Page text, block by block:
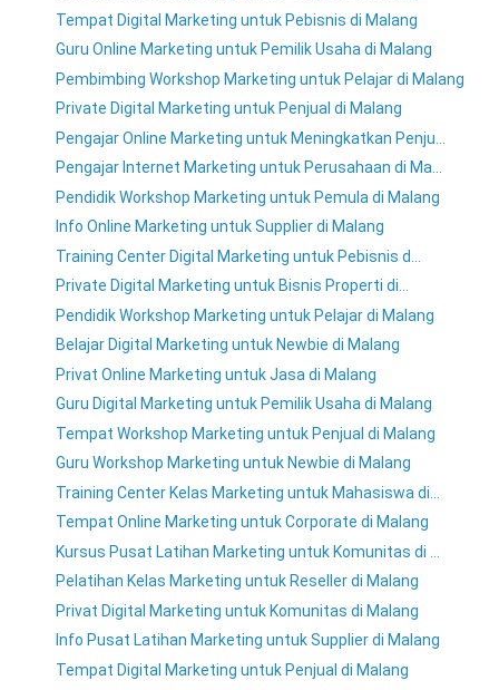
Tempat Digital Marketing untuk Pebisnis di Malang
Guru Online Marketing untuk Pemilik Usaha di Malang
Pembimbing Workshop Marketing untuk Pelajar di Malang
Private Digital Marketing untuk Penjual di Malang
Pengajar Online Marketing untuk Meningkatkan Penju...
Pengajar Internet Marketing untuk Perusahaan di Ma...
Pendidik Workshop Marketing untuk Pemula di Malang
Info Online Marketing untuk Supplier di Malang
Training Center Digital Marketing untuk Pebisnis d...
Private Digital Marketing untuk Bisnis Properti di...
Pendidik Workshop Marketing untuk Pelajar di Malang
Belajar Digital Marketing untuk Newbie di Malang
Privat Online Marketing untuk Jasa di Malang
Guru Digital Marketing untuk Pemilik Usaha di Malang
Tempat Workshop Marketing untuk Penjual di Malang
Guru Workshop Marketing untuk Newbie di Malang
Training Center Kelas Marketing untuk Mahasiswa di...
Tempat Online Marketing untuk Corporate di Malang
Kursus Pusat Latihan Marketing untuk Komunitas di ...
Pelatihan Kelas Marketing untuk Reseller di Malang
Privat Digital Marketing untuk Komunitas di Malang
Info Pusat Latihan Marketing untuk Supplier di Malang
Tempat Digital Marketing untuk Penjual di Malang